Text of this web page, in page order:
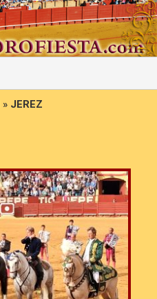
» JEREZ